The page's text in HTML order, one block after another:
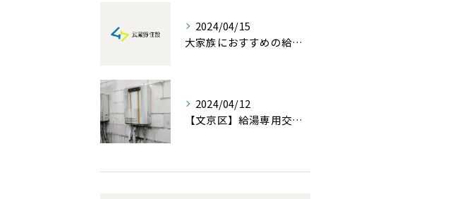
2024/04/15
大家族におすすめの給湯器！家族みんなが快適に過ごせる温かい暮らしを実現！
2024/04/12
【文京区】給湯専用交換設置を行いました。